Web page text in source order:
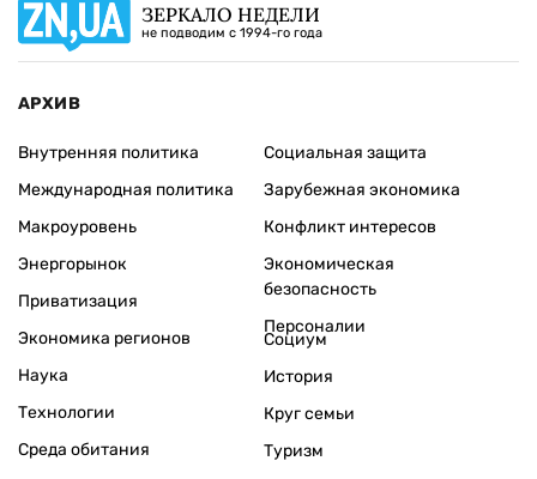
ЗЕРКАЛО НЕДЕЛИ
не подводим с 1994-го года
АРХИВ
Внутренняя политика
Международная политика
Макроуровень
Энергорынок
Приватизация
Экономика регионов
Социальная защита
Зарубежная экономика
Конфликт интересов
Экономическая
безопасность
Персоналии
Наука
Технологии
Среда обитания
Социум
История
Круг семьи
Туризм